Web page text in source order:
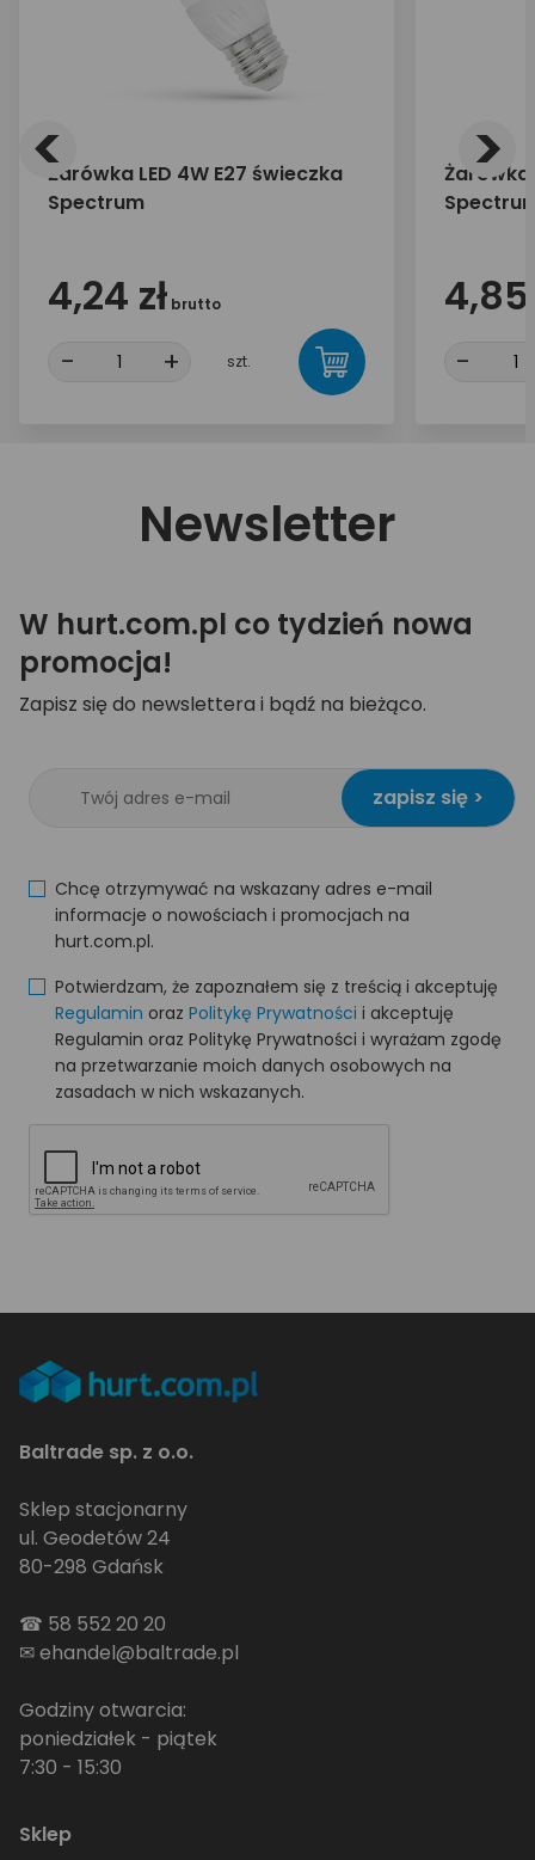
Żarówka LED 4W E27 świeczka
Spectrum
4,24 zł brutto
- + szt.
Żarówka
4,85
-
< >
Newsletter
W hurt.com.pl co tydzień nowa
promocja!
Zapisz się do newslettera i bądź na bieżąco.
zapisz się >
Chcę otrzymywać na wskazany adres e-mail
informacje o nowościach i promocjach na
hurt.com.pl.
Potwierdzam, że zapoznałem się z treścią i akceptuję
Regulamin oraz Politykę Prywatności i akceptuję
Regulamin oraz Politykę Prywatności i wyrażam zgodę
na przetwarzanie moich danych osobowych na
zasadach w nich wskazanych.
Baltrade sp. z o.o.
Sklep stacjonarny
ul. Geodetów 24
80-298 Gdańsk
☎ 58 552 20 20
✉ehandel@baltrade.pl
Godziny otwarcia:
poniedziałek - piątek
7:30 - 15:30
Sklep